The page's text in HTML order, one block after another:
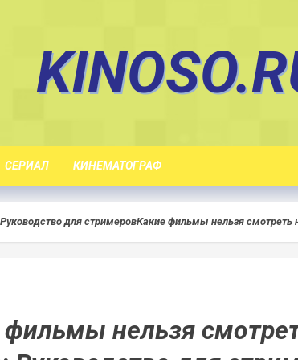
СЕРИАЛ КИНЕМАТОГРАФ
для стримеровКакие фильмы нельзя смотреть
нельзя